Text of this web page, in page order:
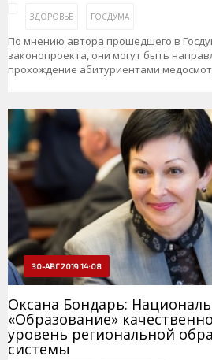
ЗДОРОВЬЕ ГОСДУМА
По мнению автора прошедшего в
законопроекта, они могут быть
прохождение абитуриентами
30-АВГ 2019 14:08
Оксана Бондарь:
«Образование»
уровень региональной
системы